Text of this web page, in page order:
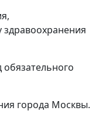
города Москвы.